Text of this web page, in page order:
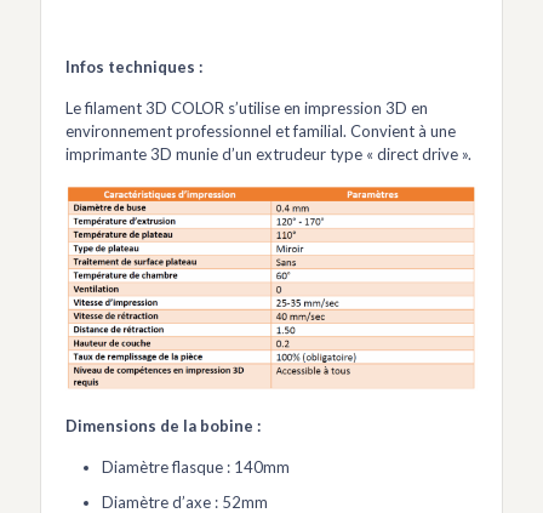
Infos techniques :
Le filament 3D COLOR s’utilise en impression 3D en
environnement professionnel et familial. Convient à une
imprimante 3D munie d’un extrudeur type « direct drive ».
Dimensions de la bobine :
Diamètre flasque : 140mm
Diamètre d’axe : 52mm